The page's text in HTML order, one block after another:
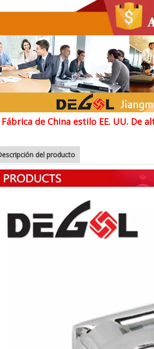
Fábrica de China estilo EE. UU. De
del producto